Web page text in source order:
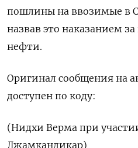
пошлины на ввозимые в
назвав это наказанием
нефти.
Оригинал сообщения на
доступен по коду:
(Нидхи Верма при
Джамкандикар)